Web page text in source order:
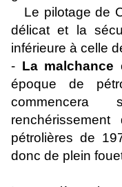
Le pilotage de
délicat et la
inférieure à celle
- La malchance
époque de
pétrolières de
donc de plein